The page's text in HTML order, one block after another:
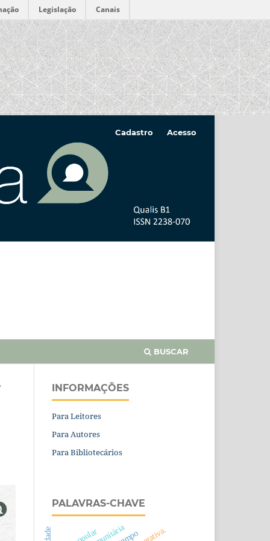
Legislação Canais
BUSCAR
Cadastro Acesso
INFORMAÇÕES
Para Leitores
Para Autores
Para Bibliotecários
PALAVRAS-CHAVE